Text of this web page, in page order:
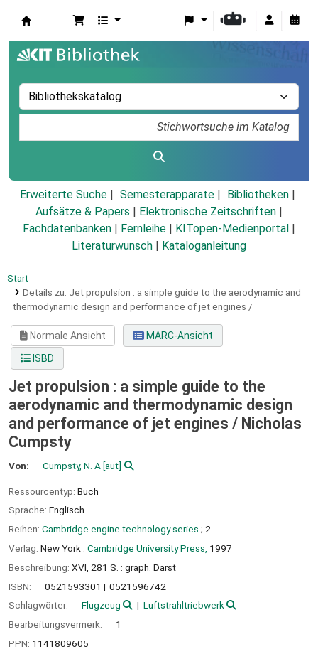
Erweiterte Suche Semesterapparate
Bibliotheken
Aufsätze & Papers
Elektronische Zeitschriften
Fachdatenbanken
Fernleihe KITopen-Medienportal
Literaturwunsch
Kataloganleitung
Start
Details zu: Jet propulsion : a simple guide to the aerodynamic and
thermodynamic design and performance of jet engines /
Normale Ansicht
MARC-Ansicht
ISBD
Jet propulsion : a simple guide to the
aerodynamic and thermodynamic design
and performance of jet engines / Nicholas
Cumpsty
Von: Cumpsty, N. A [aut]
Ressourcentyp: Buch
Sprache: Englisch
Reihen: Cambridge engine technology series ; 2
Verlag: New York : Cambridge University Press, 1997
Beschreibung: XVI, 281 S. : graph. Darst
ISBN:
0521593301
0521596742
Schlagwörter:
Flugzeug
Luftstrahltriebwerk
Bearbeitungsvermerk:
1
PPN: 1141809605